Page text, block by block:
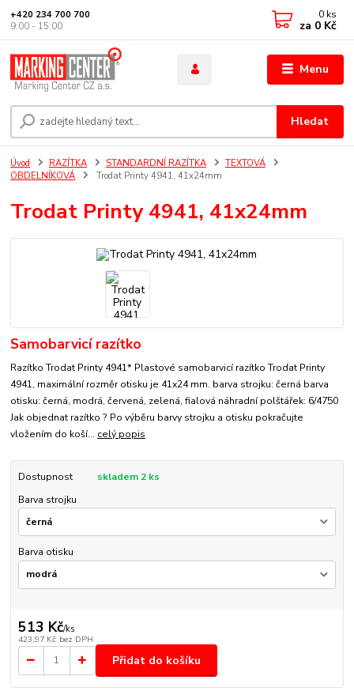
Menu
Hledat
+420 234 700 700
9:00 - 15:00
0 ks
za 0 Kč
Úvod RAZÍTKA STANDARDNÍ RAZÍTKA
TEXTOVÁ
OBDELNÍKOVÁ
Trodat Printy 4941, 41x24mm
Trodat Printy 4941, 41x24mm
Samobarvicí razítko
Razítko Trodat Printy 4941* Plastové samobarvicí razítko Trodat Printy
4941, maximální rozměr otisku je 41x24 mm. barva strojku: černá barva
otisku: černá, modrá, červená, zelená, fialová náhradní polštářek: 6/4750
Jak objednat razítko ? Po výběru barvy strojku a otisku pokračujte
vložením do koší... celý popis
Dostupnost
skladem 2 ks
Barva strojku
Barva otisku
513 Kč/ks
423,97 Kč bez DPH
Přidat do košíku